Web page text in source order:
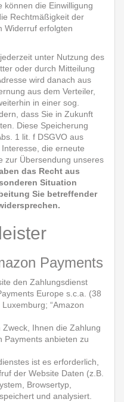
können die Einwilligung
Rechtmäßigkeit der
Widerruf erfolgten
unter Nutzung des
oder durch Mitteilung
wird danach aus
aus dem Verteiler,
in einer sog.
dass Sie in Zukunft
Diese Speicherung
1 lit. f DSGVO aus
die erneute
zur Übersendung unseres
das Recht aus
Situation
Sie betreffender
Payments
den Zahlungsdienst
Europe s.c.a. (38
“Amazon
Ihnen die Zahlung
Payments anbieten zu
ist es erforderlich,
der Website Daten (z.B.
Browsertyp,
und analysiert.